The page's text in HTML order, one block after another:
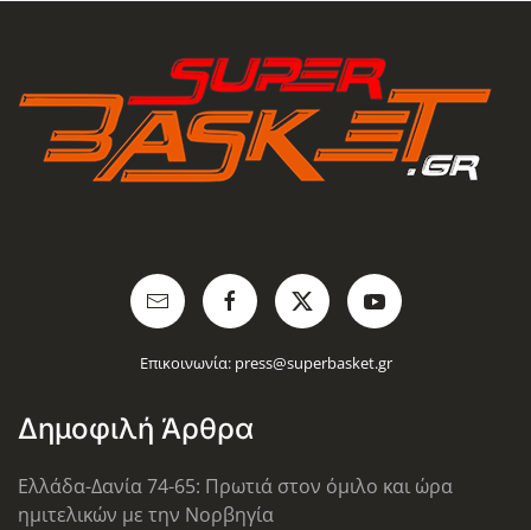
Επικοινωνία: press@superbasket.gr
Δημοφιλή Άρθρα
Ελλάδα-Δανία 74-65: Πρωτιά στον όμιλο και ώρα
ημιτελικών με την Νορβηγία